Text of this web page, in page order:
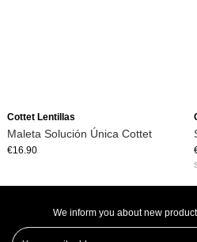
Cottet Lentillas
Maleta Solución Única Cottet
€16.90
We inform you about new